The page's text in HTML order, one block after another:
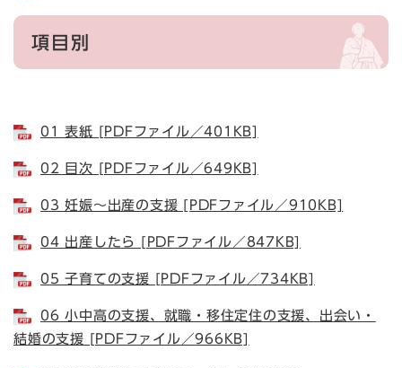
項目別
01 表紙 [PDFファイル／401KB]
02 目次 [PDFファイル／649KB]
03 妊娠～出産の支援 [PDFファイル／910KB]
04 出産したら [PDFファイル／847KB]
05 子育ての支援 [PDFファイル／734KB]
06 小中高の支援、就職・移住定住の支援、出会い・
結婚の支援 [PDFファイル／966KB]